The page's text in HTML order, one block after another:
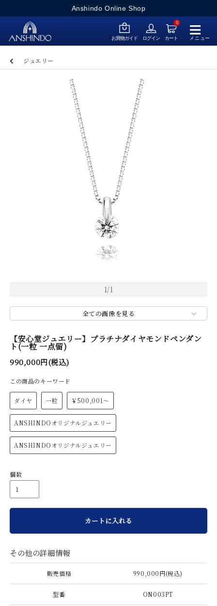
Anshindo Online Shop
≡
メニュー
お買物ガイド ログイン
0
カート
ジュエリー
1/1
全ての画像を見る
【安心堂ジュエリー】プラチナダイヤモンドペンダン
ト(一粒 一点留)
990,000円(税込)
この商品のキーワード
ダイヤ 一粒 ￥500,001～
ANSHINDOオリジナルジュエリー
ANSHINDOオリジナルジュエリー
個数
カートに入れる
その他の詳細情報
販売価格 990,000円(税込)
型番 ON003PT